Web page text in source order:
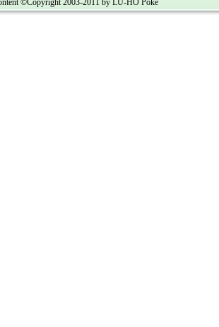
©Copyright 2003-2011 by LU-HO Poké